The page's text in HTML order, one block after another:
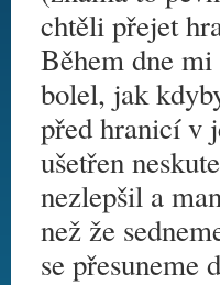
chtěli přejet
Během dne
bolel, jak
před hranicí v
ušetřen
nezlepšil a
než že
se přesuneme